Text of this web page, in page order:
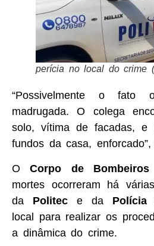
perícia no local do crime
“Possivelmente o fato
madrugada. O colega
solo, vítima de facadas, e
fundos da casa,
OCorpo de Bombeiros
mortes ocorreram há
da Politec e da Polícia
local para realizar os
a dinâmica do crime.